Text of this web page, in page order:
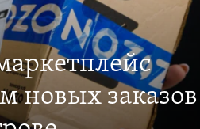
новых заказов